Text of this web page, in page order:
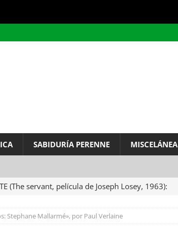
SABIDURÍA PERENNE MISCELÁNEA
(The servant, película de Joseph Losey, 1963):
INFINITO, por Baruch de Spinoza (Carta de
Stephane Mallarmé​»​, por Paul Verlaine